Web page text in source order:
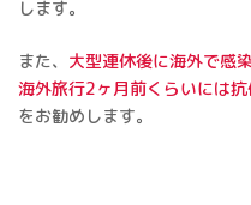
します。
また、 大型連休後に海外で感
海外旅行2ヶ月前くらいには
をお勧めします。